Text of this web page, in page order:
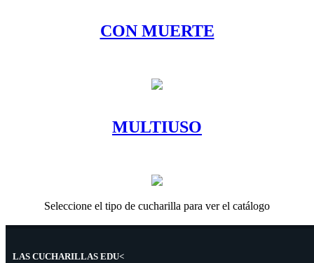
CON MUERTE
MULTIUSO
Seleccione el tipo de cucharilla para ver el catálogo
LAS CUCHARILLAS EDU<